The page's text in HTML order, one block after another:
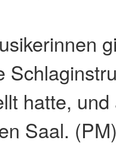
hatte,
Saal.